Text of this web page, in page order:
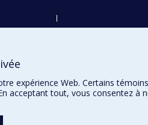
expérience Web. Certains
acceptant tout, vous consentez